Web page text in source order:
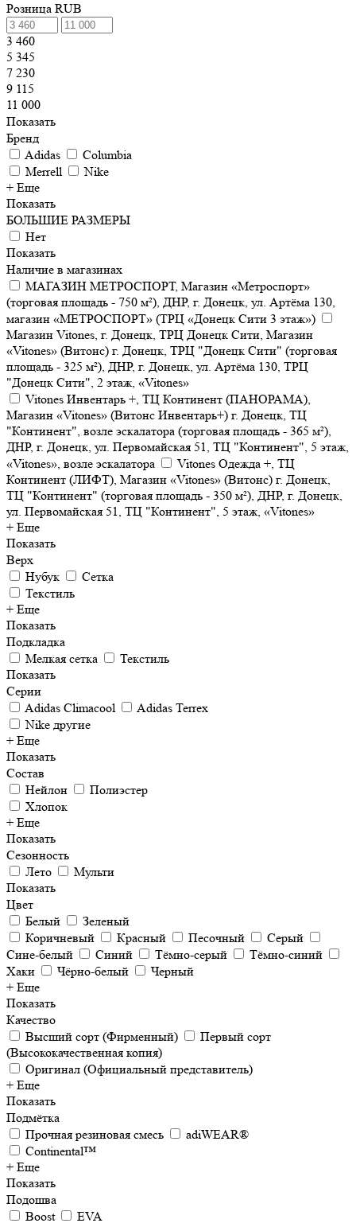
Розница RUB
3 460
5 345
7 230
9 115
11 000
Показать
Бренд
Adidas
Columbia
Merrell
Nike
+ Еще
Показать
БОЛЬШИЕ РАЗМЕРЫ
Нет
Показать
Наличие в магазинах
МАГАЗИН МЕТРОСПОРТ, Магазин «Метроспорт»
(торговая площадь - 750 м²), ДНР, г. Донецк, ул. Артёма 130,
магазин «МЕТРОСПОРТ» (ТРЦ «Донецк Сити 3 этаж»)
Магазин Vitones, г. Донецк, ТРЦ Донецк Сити, Магазин
«Vitones» (Витонс) г. Донецк, ТРЦ "Донецк Сити" (торговая
площадь - 325 м²), ДНР, г. Донецк, ул. Артёма 130, ТРЦ
"Донецк Сити", 2 этаж, «Vitones»
Vitones Инвентарь +, ТЦ Континент (ПАНОРАМА),
Магазин «Vitones» (Витонс Инвентарь+) г. Донецк, ТЦ
"Континент", возле эскалатора (торговая площадь - 365 м²),
ДНР, г. Донецк, ул. Первомайская 51, ТЦ "Континент", 5 этаж,
«Vitones», возле эскалатора
Vitones Одежда +, ТЦ
Континент (ЛИФТ), Магазин «Vitones» (Витонс) г. Донецк,
ТЦ "Континент" (торговая площадь - 350 м²), ДНР, г. Донецк,
ул. Первомайская 51, ТЦ "Континент", 5 этаж, «Vitones»
+ Еще
Показать
Верх
Нубук
Сетка
Текстиль
+ Еще
Показать
Подкладка
Мелкая сетка
Текстиль
Показать
Серии
Adidas Climacool
Adidas Terrex
Nike другие
+ Еще
Показать
Состав
Нейлон
Полиэстер
Хлопок
+ Еще
Показать
Сезонность
Лето
Мульти
Показать
Цвет
Белый
Зеленый
Коричневый
Красный Песочный
Серый
Сине-белый
Синий Тёмно-серый
Тёмно-синий
Хаки
Чёрно-белый
Черный
+ Еще
Показать
Качество
Высший сорт (Фирменный)
Первый сорт
(Высококачественная копия)
Оригинал (Официальный представитель)
+ Еще
Показать
Подмётка
Прочная резиновая смесь
adiWEAR®
Continental™
+ Еще
Показать
Подошва
Boost
EVA